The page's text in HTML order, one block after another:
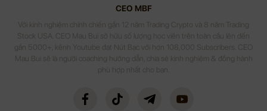
CEO MBF
Với kinh nghiệm chinh chiến gần 12 năm Trading Crypto và 8 năm Trading
Stock USA. CEO Mau Bui sở hữu số lượng học viên trên toàn cầu lên đến
gần 5000+, kênh Youtube đạt Nút Bạc với hơn 108,000 Subscribers. CEO
Mau Bui sẽ là người coaching hướng dẫn, chia sẻ kinh nghiệm & đồng hành
phù hợp nhất cho bạn.